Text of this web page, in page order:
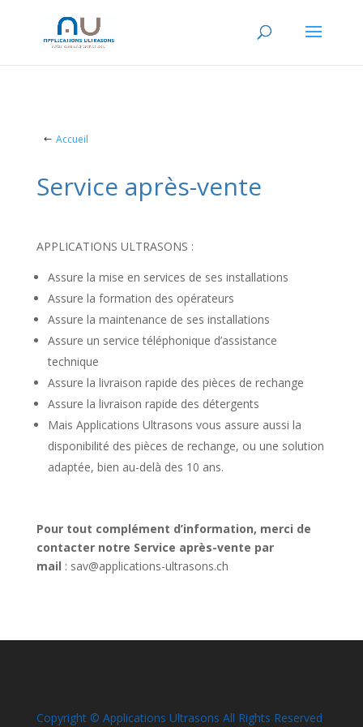
Accueil
Service après-vente
APPLICATIONS ULTRASONS :
Assure la mise en services de ses installations
Assure la formation des opérateurs
Assure la maintenance de ses installations
Assure un service téléphonique d’assistance
technique
Assure la livraison rapide des pièces de rechange
Assure la livraison rapide des détergents
Mais Applications Ultrasons vous assure aussi la
disponibilité des pièces de rechange, ou une solution
adaptée, bien au-delà des 10 ans.
Pour tout complément d’information, merci de
contacter notre Service après-vente par
mail : sav@applications-ultrasons.ch
Copyright © Applications Ultrasons All Rights Reserved